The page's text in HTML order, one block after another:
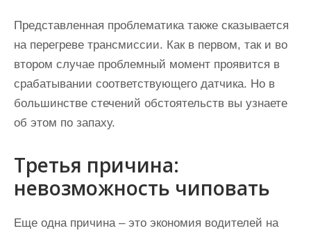
Представленная проблематика также сказывается
на перегреве трансмиссии. Как в первом, так и во
втором случае проблемный момент проявится в
срабатывании соответствующего датчика. Но в
большинстве стечений обстоятельств вы узнаете
об этом по запаху.
Третья причина:
невозможность чиповать
Еще одна причина – это экономия водителей на